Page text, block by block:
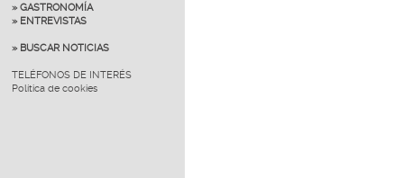
» GASTRONOMÍA
» ENTREVISTAS
» BUSCAR NOTICIAS
TELÉFONOS DE INTERÉS
Política de cookies